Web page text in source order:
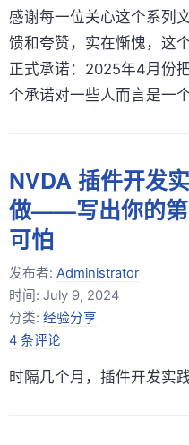
感谢每一位关心这个系列
馈和夸赞，实在惭愧，这
正式承诺：2025年4月份
个承诺对一些人而言是一
NVDA 插件开发
做——写出你的第
可怕
发布者: Administrator
时间: July 9, 2024
分类: 经验分享
4 条评论
时隔几个月，插件开发实